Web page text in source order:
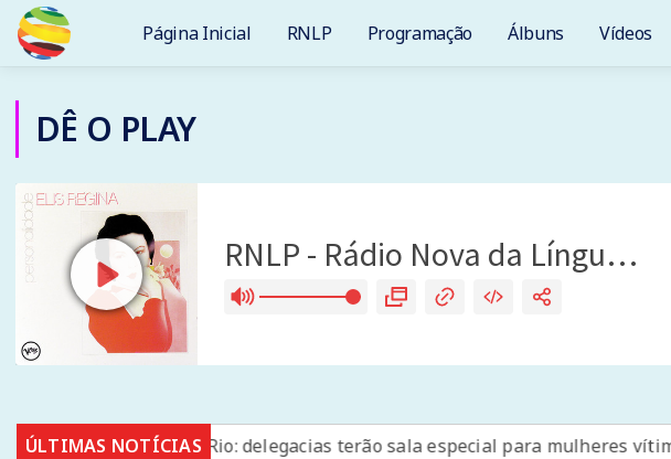
Página Inicial RNLP Programação Álbuns Vídeos
DÊ O PLAY
ÚLTIMAS NOTÍCIAS
Latina Rio: delegacias terão sala especial para mulheres vítimas de